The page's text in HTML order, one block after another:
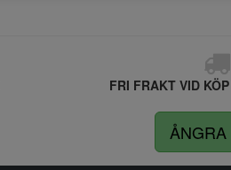
FRI FRAKT VID
ÅNGRA